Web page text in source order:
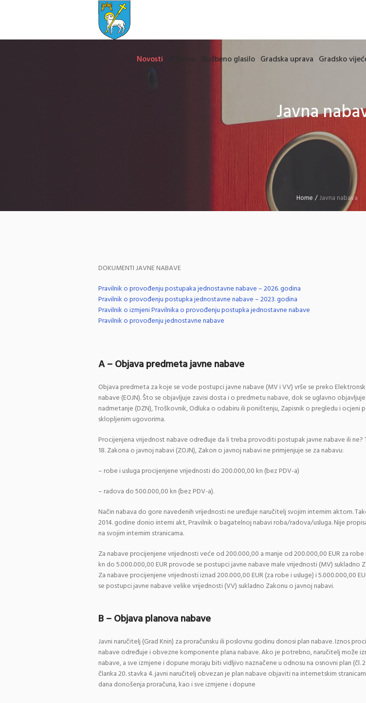
Novosti O Kninu Službeno glasilo Gradska uprava Gradsko
Javna
Home /Javna nabava
DOKUMENTI JAVNE NABAVE
Pravilnik o provođenju postupaka jednostavne nabave – 2026. godina
Pravilnik o provođenju postupka jednostavne nabave – 2023. godina
Pravilnik o izmjeni Pravilnika o provođenju postupka jednostavne nabave
Pravilnik o provođenju jednostavne nabave
A – Objava predmeta javne nabave
Objava predmeta za koje se vode postupci javne nabave (MV i VV) vrše se preko
nabave (EOJN). Što se objavljuje zavisi dosta i o predmetu nabave, dok se uglavno
nadmetanje (DZN), Troškovnik, Odluka o odabiru ili poništenju, Zapisnik o pregledu i ocjeni
sklopljenim ugovorima.
Procijenjena vrijednost nabave određuje da li treba provoditi postupak javne nabave ili ne?
18. Zakona o javnoj nabavi (ZOJN), Zakon o javnoj nabavi ne primjenjuje se za nabavu:
– robe i usluga procijenjene vrijednosti do 200.000,00 kn (bez PDV-a)
– radova do 500.000,00 kn (bez PDV-a).
Način nabava do gore navedenih vrijednosti ne uređuje naručitelj svojim internim aktom.
2014. godine donio interni akt, Pravilnik o bagatelnoj nabavi roba/radova/usluga. Nije
na svojim internim stranicama.
Za nabave procijenjene vrijednosti veće od 200.000,00 a manje od 200.000,00 EUR za
kn do 5.000.000,00 EUR provode se postupci javne nabave male vrijednosti (MV) sukladno
Za nabave procijenjene vrijednosti iznad 200.000,00 EUR (za robe i usluge) i 5.000.000,00
se postupci javne nabave velike vrijednosti (VV) sukladno Zakonu o javnoj nabavi.
B – Objava planova nabave
Javni naručitelj (Grad Knin) za proračunsku ili poslovnu godinu donosi plan nabave. Iznos
nabave određuje i obvezne komponente plana nabave. Ako je potrebno, naručitelj može
nabave, a sve izmjene i dopune moraju biti vidljivo naznačene u odnosu na osnovni plan (čl.
članka 20. stavka 4. javni naručitelj obvezan je plan nabave objaviti na internetskim
dana donošenja proračuna, kao i sve izmjene i dopune